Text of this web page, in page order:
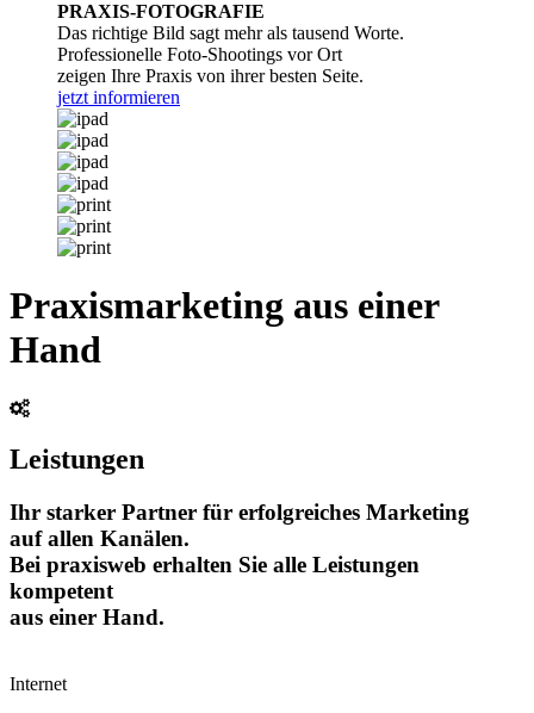
PRAXIS-FOTOGRAFIE
Das richtige Bild sagt mehr als tausend Worte.
Professionelle Foto-Shootings vor Ort
zeigen Ihre Praxis von ihrer besten Seite.
jetzt informieren
Praxismarketing aus einer
Hand
Leistungen
Ihr starker Partner für erfolgreiches Marketing
auf allen Kanälen.
Bei praxisweb erhalten Sie alle Leistungen
kompetent
aus einer Hand.
Internet